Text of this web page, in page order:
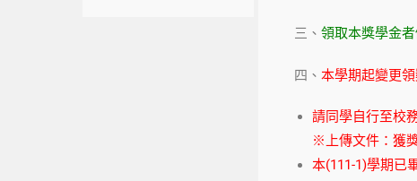
三、 領取本獎學金
四、 本學期起變更領
請同學自行至校
※上傳文件：獲
本(111-1)學期已